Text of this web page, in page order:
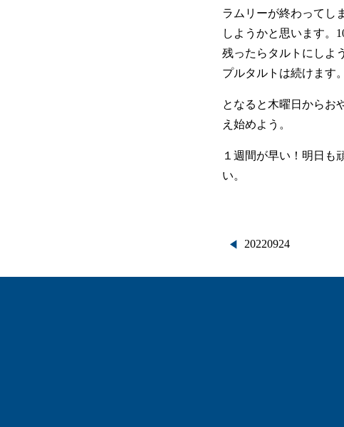
ラムリーが終わってし
しようかと思います。
残ったらタルトにしよ
プルタルトは続けます
となると木曜日からお
え始めよう。
１週間が早い！明日も
い。
投
稿
20220924